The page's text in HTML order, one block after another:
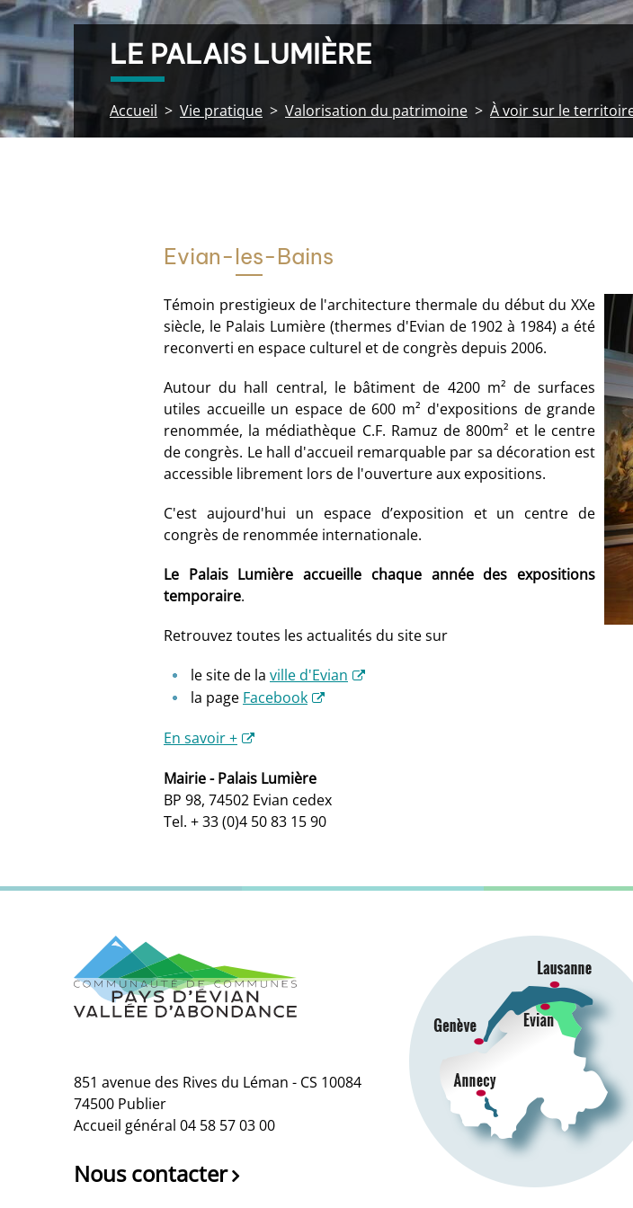
LE PALAIS LUMIÈRE
Accueil Vie pratique Valorisation du patrimoine À voir sur le
Evian-les-Bains
Témoin prestigieux de l'architecture thermale du début du XXe
siècle, le Palais Lumière (thermes d'Evian de 1902 à 1984) a été
reconverti en espace culturel et de congrès depuis 2006.
Autour du hall central, le bâtiment de 4200 m² de surfaces
utiles accueille un espace de 600 m² d'expositions de grande
renommée, la médiathèque C.F. Ramuz de 800m² et le centre
de congrès. Le hall d'accueil remarquable par sa décoration est
accessible librement lors de l'ouverture aux expositions.
C'est aujourd'hui un espace d’exposition et un centre de
congrès de renommée internationale.
Le Palais Lumière accueille chaque année des expositions
temporaire.
Retrouvez toutes les actualités du site sur
le site de la ville d'Evian
la page Facebook
En savoir +
Mairie - Palais Lumière
BP 98, 74502 Evian cedex
Tel. + 33 (0)4 50 83 15 90
851 avenue des Rives du Léman - CS 10084
74500 Publier
Accueil général 04 58 57 03 00
Nous contacter